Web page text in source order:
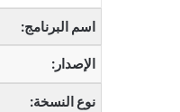
اسم البرنامج:
الإصدار:
نوع النسخة: